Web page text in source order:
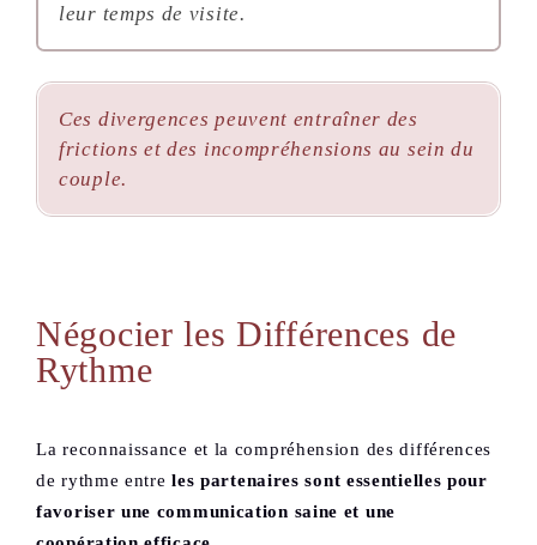
leur temps de visite.
Ces divergences peuvent entraîner des
frictions et des incompréhensions au sein du
couple.
Négocier les Différences de
Rythme
La reconnaissance et la compréhension des différences
de rythme entreles partenaires sont essentielles pour
favoriser une communication saine et une